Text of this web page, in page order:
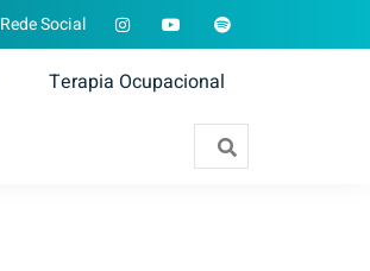
Rede Social
Terapia Ocupacional